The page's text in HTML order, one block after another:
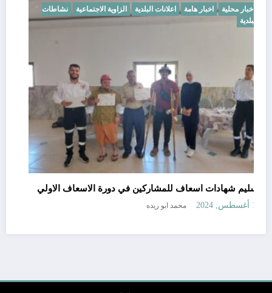
أخبار محلية اخبار هامة اعلانات البلدية الزاوية الاجتماعية
نشاطات
البلدية
تسليم شهادات اسعاف للمشاركين في دورة الاسعاف الاولي
16 أغسطس, 2024 محمد ابو ريده